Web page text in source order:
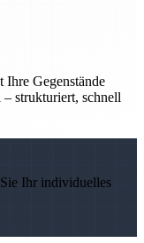
Gegenstände
strukturiert, schnell
Ihr individuelles